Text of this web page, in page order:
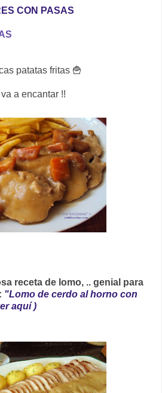
CON PASAS
patatas fritas 🍟
a encantar !!
receta de lomo, .. genial para
"Lomo de cerdo al horno con
aquí )